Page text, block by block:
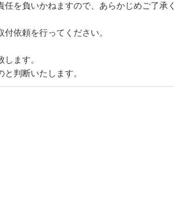
を負いかねますので、あらかじめご了承く
依頼を行ってください。
ます。
判断いたします。